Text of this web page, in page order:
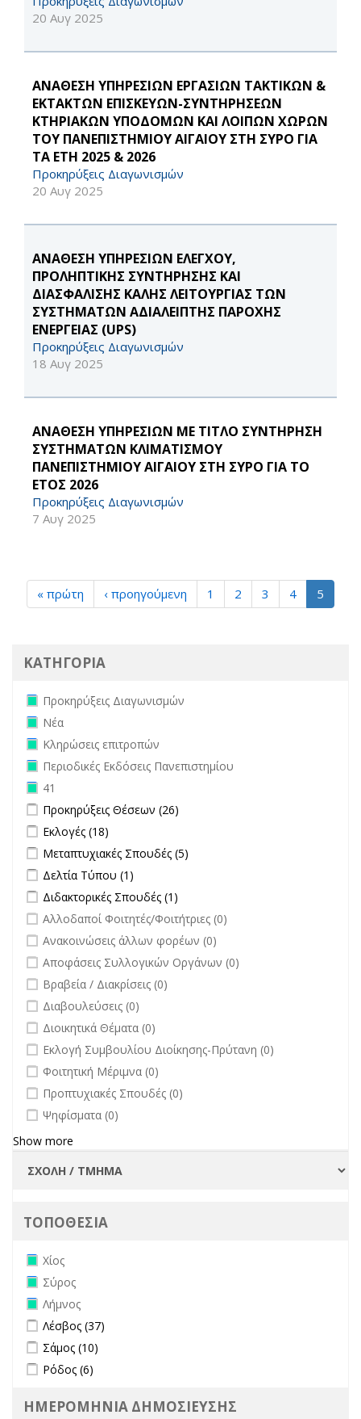
20 Αυγ 2025
ΑΝΑΘΕΣΗ ΥΠΗΡΕΣΙΩΝ ΕΡΓΑΣΙΩΝ ΤΑΚΤΙΚΩΝ &
ΕΚΤΑΚΤΩΝ ΕΠΙΣΚΕΥΩΝ-ΣΥΝΤΗΡΗΣΕΩΝ
ΚΤΗΡΙΑΚΩΝ ΥΠΟΔΟΜΩΝ ΚΑΙ ΛΟΙΠΩΝ ΧΩΡΩΝ
ΤΟΥ ΠΑΝΕΠΙΣΤΗΜΙΟΥ ΑΙΓΑΙΟΥ ΣΤΗ ΣΥΡΟ ΓΙΑ
ΤΑ ΕΤΗ 2025 & 2026
Προκηρύξεις Διαγωνισμών
20 Αυγ 2025
ΑΝΑΘΕΣΗ ΥΠΗΡΕΣΙΩΝ ΕΛΕΓΧΟΥ,
ΠΡΟΛΗΠΤΙΚΗΣ ΣΥΝΤΗΡΗΣΗΣ ΚΑΙ
ΔΙΑΣΦΑΛΙΣΗΣ ΚΑΛΗΣ ΛΕΙΤΟΥΡΓΙΑΣ ΤΩΝ
ΣΥΣΤΗΜΑΤΩΝ ΑΔΙΑΛΕΙΠΤΗΣ ΠΑΡΟΧΗΣ
ΕΝΕΡΓΕΙΑΣ (UPS)
Προκηρύξεις Διαγωνισμών
18 Αυγ 2025
ΑΝΑΘΕΣΗ ΥΠΗΡΕΣΙΩΝ ΜΕ ΤΙΤΛΟ ΣΥΝΤΗΡΗΣΗ
ΣΥΣΤΗΜΑΤΩΝ ΚΛΙΜΑΤΙΣΜΟΥ
ΠΑΝΕΠΙΣΤΗΜΙΟΥ ΑΙΓΑΙΟΥ ΣΤΗ ΣΥΡΟ ΓΙΑ ΤΟ
ΕΤΟΣ 2026
Προκηρύξεις Διαγωνισμών
7 Αυγ 2025
« πρώτη ‹ προηγούμενη 1 2 3 4 5
ΚΑΤΗΓΟΡΙΑ
Remove Προκηρύξεις Διαγωνισμών filter
Προκηρύξεις Διαγωνισμών
Remove Νέα filter
Νέα
Remove Κληρώσεις επιτροπών filter
Κληρώσεις επιτροπών
Remove Περιοδικές Εκδόσεις Πανεπιστημίου filter
Περιοδικές Εκδόσεις Πανεπιστημίου
Remove 41 filter
41
Apply Προκηρύξεις Θέσεων filter
Προκηρύξεις Θέσεων (26)
Apply Εκλογές filter
Εκλογές (18)
Apply Μεταπτυχιακές Σπουδές filter
Μεταπτυχιακές Σπουδές (5)
Apply Δελτία Τύπου filter
Δελτία Τύπου (1)
Apply Διδακτορικές Σπουδές filter
Διδακτορικές Σπουδές (1)
undefined
Αλλοδαποί Φοιτητές/Φοιτήτριες (0)
undefined
Ανακοινώσεις άλλων φορέων (0)
undefined
Αποφάσεις Συλλογικών Οργάνων (0)
undefined
Βραβεία / Διακρίσεις (0)
undefined
Διαβουλεύσεις (0)
undefined
Διοικητικά Θέματα (0)
undefined
Εκλογή Συμβουλίου Διοίκησης-Πρύτανη (0)
undefined
Φοιτητική Μέριμνα (0)
undefined
Προπτυχιακές Σπουδές (0)
undefined
Ψηφίσματα (0)
Show more
ΤΟΠΟΘΕΣΙΑ
Remove Χίος filter
Χίος
Remove Σύρος filter
Σύρος
Remove Λήμνος filter
Λήμνος
Apply Λέσβος filter
Λέσβος (37)
Apply Σάμος filter
Σάμος (10)
Apply Ρόδος filter
Ρόδος (6)
ΗΜΕΡΟΜΗΝΙΑ ΔΗΜΟΣΙΕΥΣΗΣ